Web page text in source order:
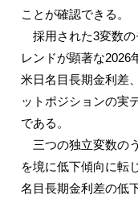
ことが確認できる。
採用された3変数の
レンドが顕著な2026
米日名目長期金利差
ットポジションの実
である。
三つの独立変数の
を境に低下傾向に転
名目長期金利差の低